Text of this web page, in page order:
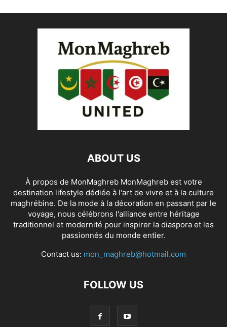
ABOUT US
À propos de MonMaghreb MonMaghreb est votre
destination lifestyle dédiée à l'art de vivre et à la culture
maghrébine. De la mode à la décoration en passant par le
voyage, nous célébrons l'alliance entre héritage
traditionnel et modernité pour inspirer la diaspora et les
passionnés du monde entier.
Contact us: mon_maghreb@hotmail.com
FOLLOW US